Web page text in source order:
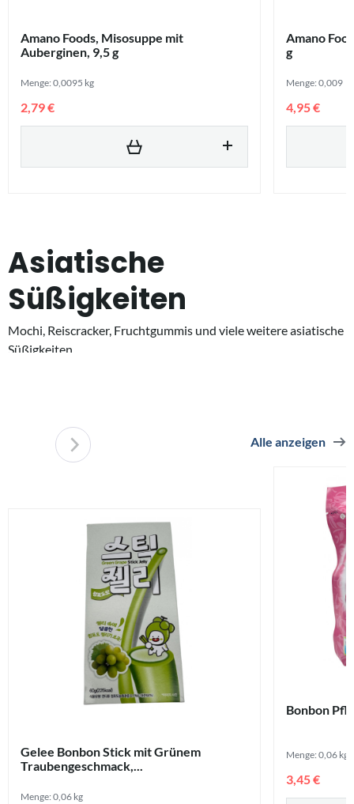
Amano Foods, Misosuppe mit
Auberginen, 9,5 g
Menge: 0,0095 kg
2,79 €
Amano
g
Menge: 0,009
4,95 €
Alle anzeigen
Gelee Bonbon Stick mit Grünem
Traubengeschmack,...
Menge: 0,06 kg
Bonbon
Menge: 0,06 kg
3,45 €
Asiatische
Süßigkeiten
Mochi, Reiscracker, Fruchtgummis und viele weitere asiatische
Süßigkeiten.